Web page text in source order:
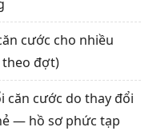
cước cho nhiều
theo đợt)
căn cước do thay đổi
— hồ sơ phức tạp